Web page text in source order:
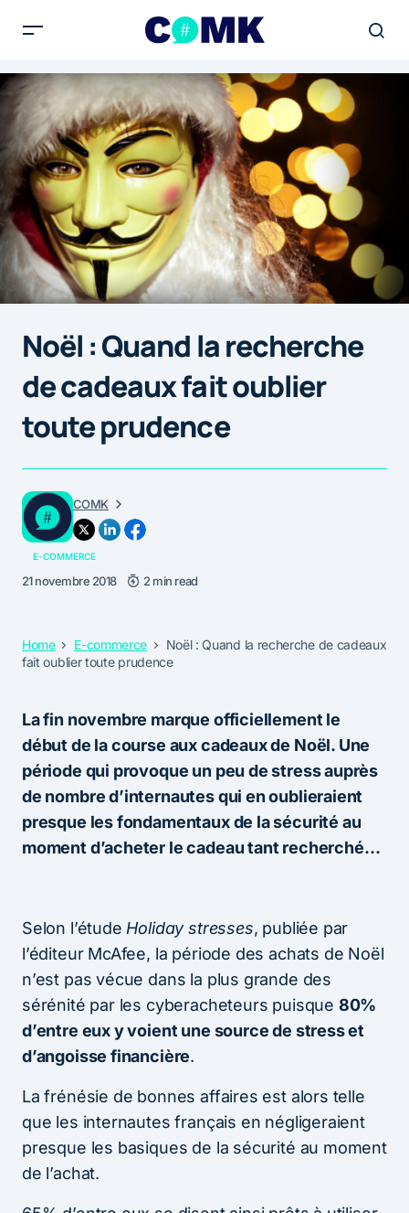
Noël : Quand la recherche
de cadeaux fait oublier
toute prudence
COMK
E-COMMERCE
21 novembre 2018 2 min read
Home E-commerce
Noël : Quand la recherche de cadeaux
fait oublier toute prudence
La fin novembre marque officiellement le
début de la course aux cadeaux de Noël. Une
période qui provoque un peu de stress auprès
de nombre d’internautes qui en oublieraient
presque les fondamentaux de la sécurité au
moment d’acheter le cadeau tant recherché…
Selon l’étude Holiday stresses, publiée par
l’éditeur McAfee, la période des achats de Noël
n’est pas vécue dans la plus grande des
sérénité par les cyberacheteurs puisque 80%
d’entre eux y voient une source de stress et
d’angoisse financière.
La frénésie de bonnes affaires est alors telle
que les internautes français en négligeraient
presque les basiques de la sécurité au moment
de l’achat.